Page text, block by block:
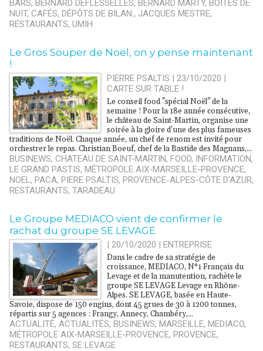
BARS, BERNARD DEFLESSELLES, BERNARD MARTY, BOÎTES DE
NUIT, CAFÉS, DÉPÔTS DE BILAN., JACQUES MESTRE,
RESTAURANTS, UMIH
Le Gros Souper de Noël, on y pense maintenant
!
PIERRE PSALTIS | 23/10/2020 |
CARTE SUR TABLE !
Le conseil food "spécial Noël" de la
semaine ! Pour la 18e année consécutive,
le château de Saint-Martin, organise une
soirée à la gloire d’une des plus fameuses
traditions de Noël. Chaque année, un chef de renom est invité pour
orchestrer le repas. Christian Boeuf, chef de la Bastide des Magnans,...
BUSINEWS, CHATEAU DE SAINT-MARTIN, FOOD, INFORMATION,
LE GRAND PASTIS, MÉTROPOLE AIX-MARSEILLE-PROVENCE,
NOEL, PACA, PIERE PSALTIS, PROVENCE-ALPES-CÔTE D'AZUR,
RESTAURANTS, TARADEAU
Le Groupe MEDIACO vient de confirmer le
rachat du groupe SE LEVAGE
| 20/10/2020 |ENTREPRISE
Dans le cadre de sa stratégie de
croissance, MEDIACO, N°1 Français du
Levage et de la manutention, rachète le
groupe SE LEVAGE Levage en Rhône-
Alpes. SE LEVAGE, basée en Haute-
Savoie, dispose de 150 engins, dont 45 grues de 30 à 1200 tonnes,
répartis sur 5 agences : Frangy, Annecy, Chambéry,...
ACTUALITÉ, ACTUALITÉS, BUSINEWS, MARSEILLE, MEDIACO,
MÉTROPOLE AIX-MARSEILLE-PROVENCE, PROVENCE,
RESTAURANTS, SE LEVAGE